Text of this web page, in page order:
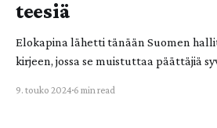
teesiä
Elokapina lähetti tänään Suomen
kirjeen, jossa se muistuttaa päättäjiä
9. touko 2024 6 min read